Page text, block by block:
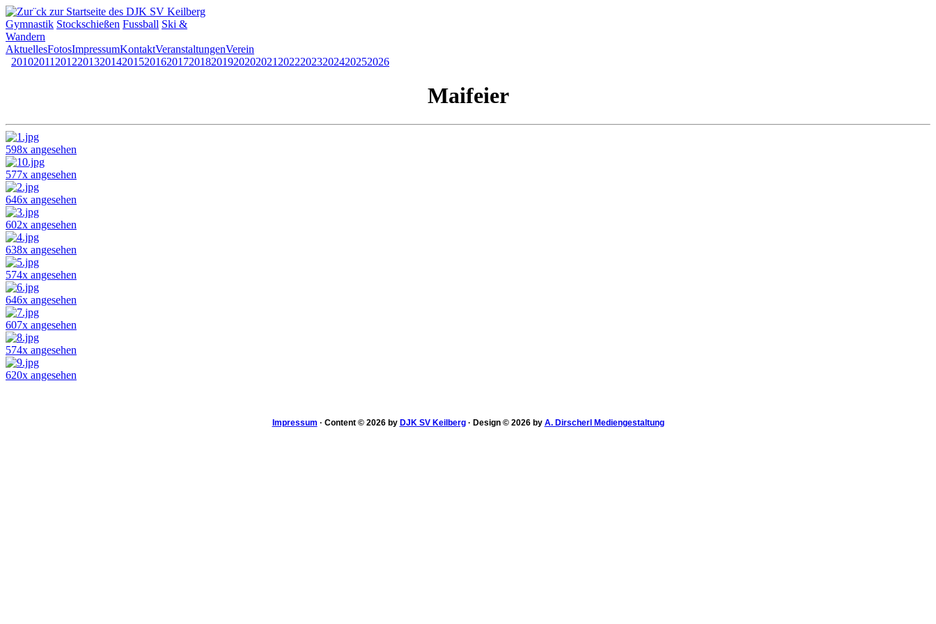
Gymnastik Stockschießen Fussball Ski &
Wandern
AktuellesFotosImpressumKontaktVeranstaltungenVerein
20102011 2012201320142015201620172018201920202021 20222023202420252026
Maifeier
598x angesehen
577x angesehen
646x angesehen
602x angesehen
638x angesehen
574x angesehen
646x angesehen
607x angesehen
574x angesehen
620x angesehen
Impressum · Content © 2026 by DJK SV Keilberg· Design © 2026 by A. Dirscherl Mediengestaltung